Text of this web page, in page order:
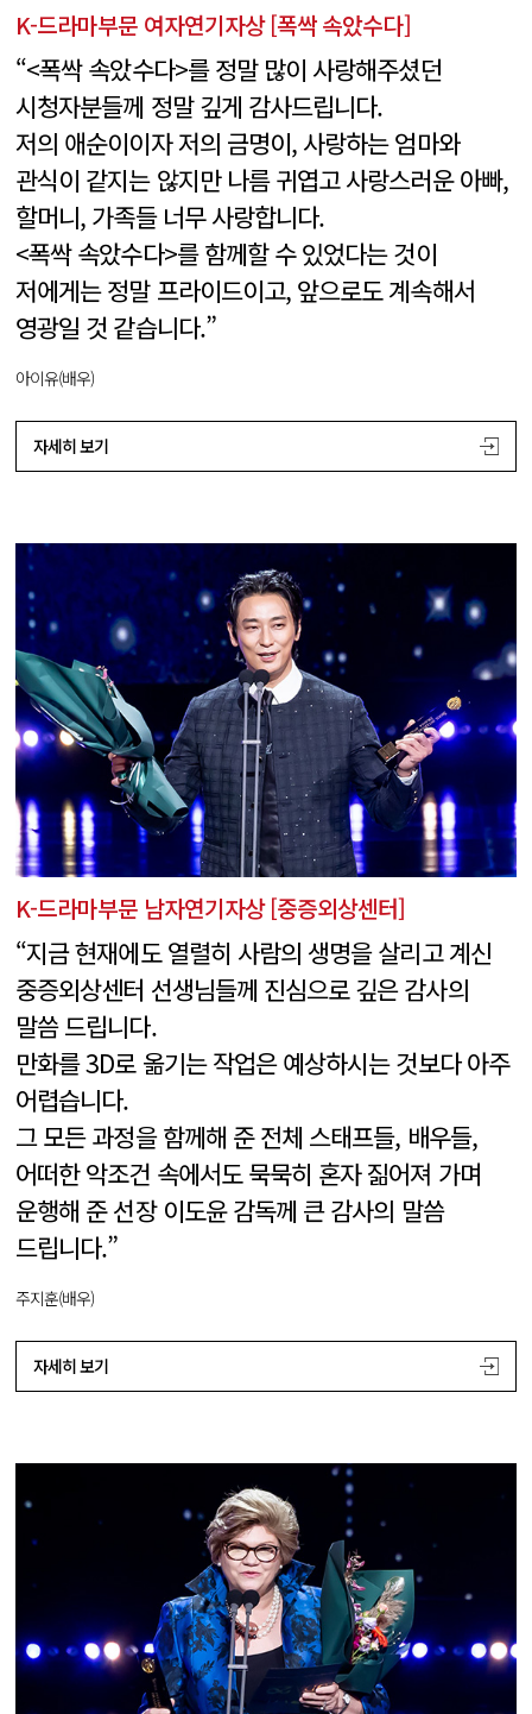
K-드라마부문 여자연기자상 [폭싹 속았수다]
“<폭싹 속았수다>를 정말 많이 사랑해주셨던
시청자분들께 정말 깊게 감사드립니다.
저의 애순이이자 저의 금명이, 사랑하는 엄마와
관식이 같지는 않지만 나름 귀엽고 사랑스러운 아빠,
할머니, 가족들 너무 사랑합니다.
<폭싹 속았수다>를 함께할 수 있었다는 것이
저에게는 정말 프라이드이고, 앞으로도 계속해서
영광일 것 같습니다.”
아이유(배우)
자세히 보기
K-드라마부문 남자연기자상 [중증외상센터]
“지금 현재에도 열렬히 사람의 생명을 살리고 계신
중증외상센터 선생님들께 진심으로 깊은 감사의
말씀 드립니다.
만화를 3D로 옮기는 작업은 예상하시는 것보다 아주
어렵습니다.
그 모든 과정을 함께해 준 전체 스태프들, 배우들,
어떠한 악조건 속에서도 묵묵히 혼자 짊어져 가며
운행해 준 선장 이도윤 감독께 큰 감사의 말씀
드립니다.”
주지훈(배우)
자세히 보기